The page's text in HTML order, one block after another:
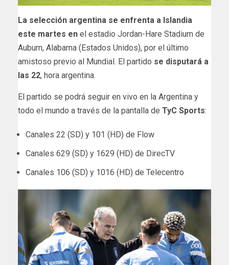
La selección argentina se enfrenta a Islandia
este martes en el estadio Jordan-Hare Stadium de
Auburn, Alabama (Estados Unidos), por el último
amistoso previo al Mundial. El partido se disputará a
las 22, hora argentina.
El partido se podrá seguir en vivo en la Argentina y
todo el mundo a través de la pantalla de TyC Sports:
Canales 22 (SD) y 101 (HD) de Flow
Canales 629 (SD) y 1629 (HD) de DirecTV
Canales 106 (SD) y 1016 (HD) de Telecentro